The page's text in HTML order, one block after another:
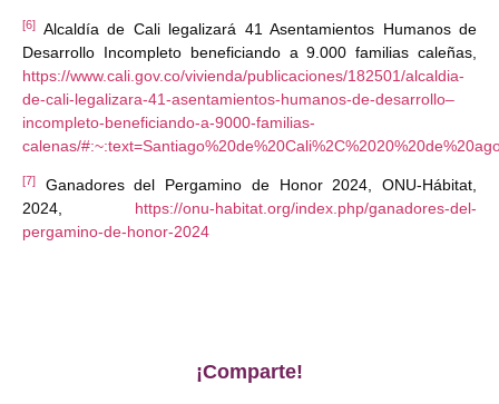
[6] Alcaldía de Cali legalizará 41 Asentamientos Humanos de
Desarrollo Incompleto beneficiando a 9.000 familias caleñas,
https://www.cali.gov.co/vivienda/publicaciones/182501/alcaldia-
de-cali-legalizara-41-asentamientos-humanos-de-desarrollo–
incompleto-beneficiando-a-9000-familias-
calenas/
[7]
Ganadores del Pergamino de Honor 2024, ONU-Hábitat,
2024, https://onu-habitat.org/index.php/ganadores-del-
pergamino-de-honor-2024
¡Comparte!